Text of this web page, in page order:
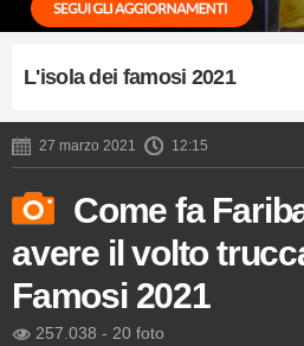
L'isola dei famosi 2021
27 marzo 2021 12:15
Come fa
avere il volto
Famosi 2021
257.038 - 20 foto